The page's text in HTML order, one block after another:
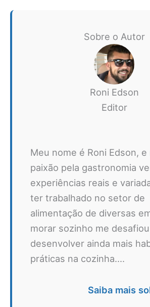
Sobre o Autor
Roni Edson
Editor
Meu nome é Roni Edson, e
paixão pela gastronomia
experiências reais e
ter trabalhado no setor de
alimentação de diversas
morar sozinho me
desenvolver ainda mais
práticas na cozinha....
Saiba mais